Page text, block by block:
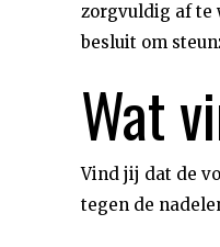
zorgvuldig af te
besluit om
Wat
Vind jij dat de
tegen de